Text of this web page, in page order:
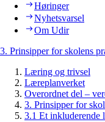
Høringer
Nyhetsvarsel
Om Udir
3. Prinsipper for skolens
Læring og trivsel
Læreplanverket
Overordnet del –
3. Prinsipper for
3.1 Et